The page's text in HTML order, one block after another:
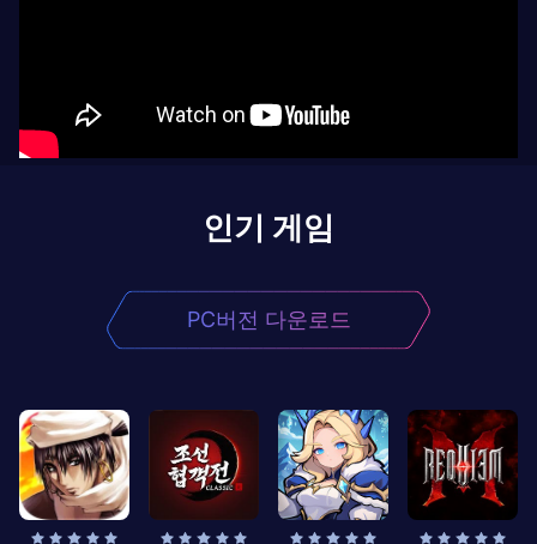
인기 게임
PC버전 다운로드